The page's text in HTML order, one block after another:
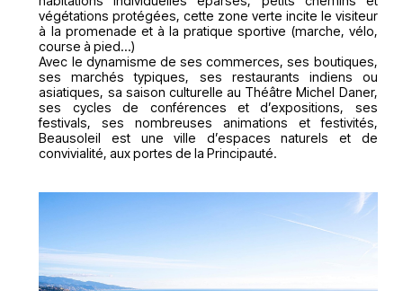
végétations protégées, cette zone verte incite le visiteur
à la promenade et à la pratique sportive (marche, vélo,
course à pied…)
Avec le dynamisme de ses commerces, ses boutiques,
ses marchés typiques, ses restaurants indiens ou
asiatiques, sa saison culturelle au Théâtre Michel Daner,
ses cycles de conférences et d’expositions, ses
festivals, ses nombreuses animations et festivités,
Beausoleil est une ville d’espaces naturels et de
convivialité, aux portes de la Principauté.